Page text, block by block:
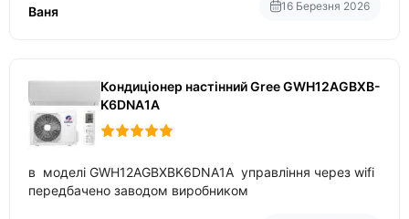
температури
Ваня 16 Березня 2026
Кондиціонер настінний Gree GWH12AGBXB-
K6DNA1A
в моделі GWH12AGBXBK6DNA1A управління через wifi
передбачено заводом виробником